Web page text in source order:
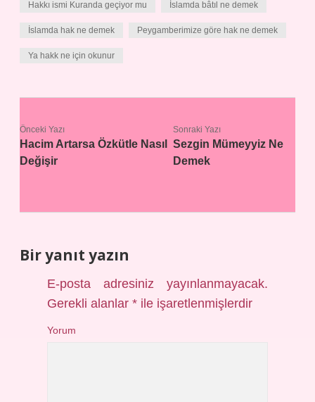
Hakkı ismi Kuranda geçiyor mu İslamda bâtıl ne demek
İslamda hak ne demek Peygamberimize göre hak ne demek
Ya hakk ne için okunur
Önceki Yazı
Hacim Artarsa Özkütle Nasıl
Değişir
Sonraki Yazı
Sezgin Mümeyyiz Ne
Demek
Bir yanıt yazın
E-posta adresiniz yayınlanmayacak.
Gerekli alanlar* ile işaretlenmişlerdir
Yorum